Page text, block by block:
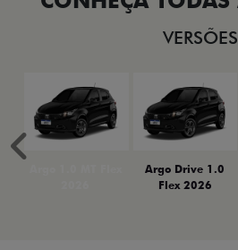
VERSÕES
Argo Drive 1.0
Flex 2026
Anterior